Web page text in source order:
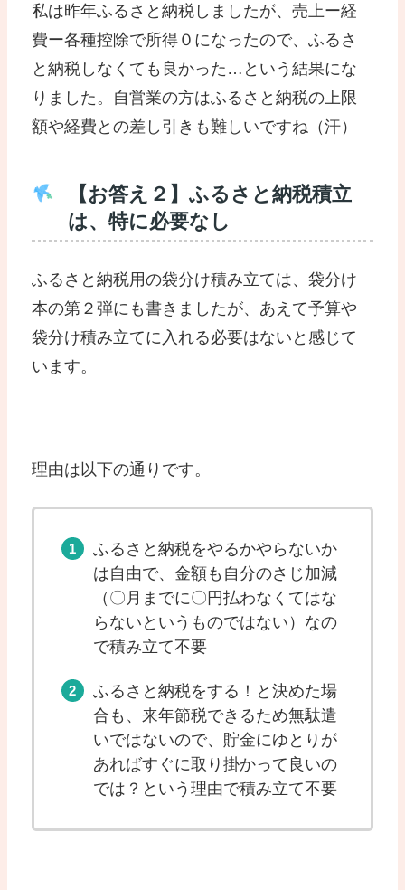
私は昨年ふるさと納税しましたが、売上ー経
費ー各種控除で所得０になったので、ふるさ
と納税しなくても良かった…という結果にな
りました。自営業の方はふるさと納税の上限
額や経費との差し引きも難しいですね（汗）
【お答え２】ふるさと納税積立
は、特に必要なし
ふるさと納税用の袋分け積み立ては、袋分け
本の第２弾にも書きましたが、あえて予算や
袋分け積み立てに入れる必要はないと感じて
います。
理由は以下の通りです。
ふるさと納税をやるかやらないか
は自由で、金額も自分のさじ加減
（〇月までに〇円払わなくてはな
らないというものではない）なの
で積み立て不要
ふるさと納税をする！と決めた場
合も、来年節税できるため無駄遣
いではないので、貯金にゆとりが
あればすぐに取り掛かって良いの
では？という理由で積み立て不要